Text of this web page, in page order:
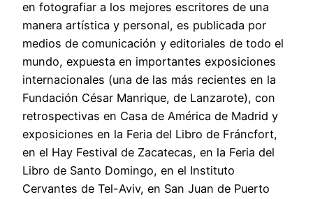
en fotografiar a los mejores escritores de una
manera artística y personal, es publicada por
medios de comunicación y editoriales de todo el
mundo, expuesta en importantes exposiciones
internacionales (una de las más recientes en la
Fundación César Manrique, de Lanzarote), con
retrospectivas en Casa de América de Madrid y
exposiciones en la Feria del Libro de Fráncfort,
en el Hay Festival de Zacatecas, en la Feria del
Libro de Santo Domingo, en el Instituto
Cervantes de Tel-Aviv, en San Juan de Puerto